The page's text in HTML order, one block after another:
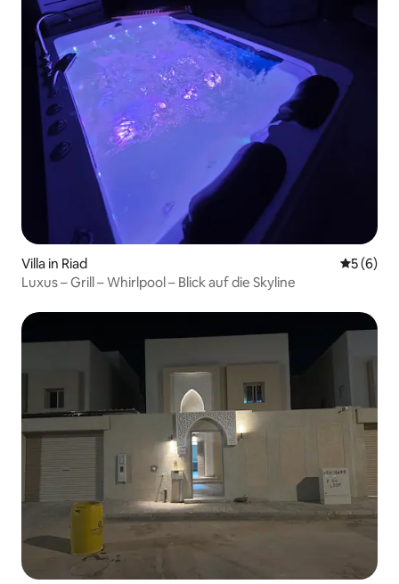
Villa in Riad
5 (6)
Luxus – Grill – Whirlpool – Blick auf die Skyline